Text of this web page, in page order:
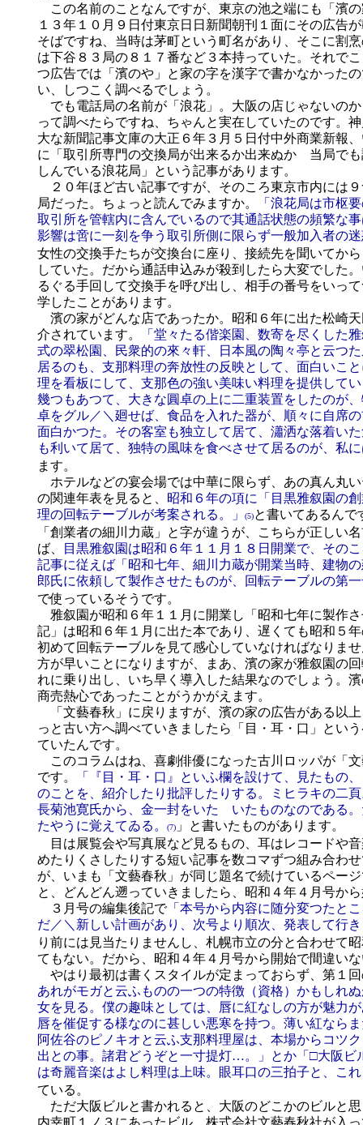
この名前のことなんですが、東京の池之端にも「濱
１３年１０月９日付東京日日新聞朝刊１面にその広告
そばですね、当時は茅町という町名があり、そこに割
は下谷８３局の８１７番など３本持っていた。それで
つ広告では「濱のや」と家の字を漢字で書かなかった
い、しつこく調べるでしょう。
でも電話局の名前が「浪花」。大阪の店じゃないの
って調べたらですね、ちゃんと実在していたのです。
大な新聞記事文庫の大正６年３月５日付中外商業新報
に「取引所専門の交換局が出来るか出来ぬか 当局で
しんでいる浪花局」という記事があります。
２０年ほど古い記事ですが、そのころ東京市内には
局だった。ちょっと読んでみますか。
「浪花局は市枢
取引所を管轄内に含んでいるので其通話状態の頻繁な
影響は啻に一刻を争う取引所側に限らず一般加入者の
女性の交換手たちが交換台に座り、接続先を聞いてか
していた。だから通話申込みが殺到したら大変でした
るぐる手回して交換手を呼び出し、相手の番号をいっ
学したことがあります。
濱の家がどんな店であったか。昭和６年に出た松崎
介されています。
「堂々たる偕楽園、数寄を尽くした
式の翠松園、民衆的の來々軒、日本風の陶々亭と云つ
居るのも、支那料理の奔放性の反映として、面白いこ
理を看板にして、支那色の強い美味い料理を提供して
幾つもあつて、大きな圓卓の上に二重装置をしたのが
卓をグル／＼廻せば、食品を入れた器が、順々に自席
面白かつた。その客室も独立して居て、瀟洒な落着い
も利いて居て、独特の風味を食べさせて居るのが、私
ます。
ホテルなどの宴会場では中華に限らず、あの真ん丸
の関連年表を見ると、 昭和６年の項に「目黒雅叙園の
理の回転テーブルが考案される。」
(5)と書いてあるんで
「創業者の細川力蔵」と字が違うが、こちらが正し
ば、
目黒雅叙園は昭和６年１１月１８日開業で、その
記事に従えば「昭和七年、細川力蔵が開業当時、建物
郎氏に依頼して製作させたものが、回転テーブルの第
で使っているそうです。
雅叙園が昭和６年１１月に開業し「昭和七年に製作
記」は昭和６年１月に出た本であり、遅くても昭和５
初めて回転テーブルを見て感心していなければなりま
方が早いことになりますが、まあ、濱の家が雅叙園の
れに乗り出し、いち早く導入した結果なのでしょう。
商売熱心であったことがうかがえます。
「文藝春秋」に戻りますが、濱の家の広告がある以
っと古い方へ調べていきましたら「目・耳・口」とい
ていたんです。
このコラムはね、喜劇俳優になった古川ロッパが「
です。
「『目・耳・口』といふ欄を設けて、見たもの
のことを、紹介したり批評したりする。ミヒラキの二
長菊池寛氏から、金一封をいたゞいたものなのである
たやうに覚えてゐる。
(7) 」と書いたものがあります。
目は展覧会や写真展など見るもの、耳はレコードや
めたりくさしたりする短い記事を数コマずつ組み合わ
が、いまも「文藝春秋」が同じ題名で続けているペー
と、どんどん遡っていきましたら、昭和４年４月号か
３月号の編集後記で「本号から内容に随分変つたと
だ／＼新しい計画があり、次号より順次、発表して行
り前には見当たりませんし、札幌市立の分と合わせて
てもない。だから、昭和４年４月号から開始で間違い
やはり最初は書くスタイルが定まっておらず、第１
あれがモガと云ふものの一つの特徴（資格）かもしれ
女を見る。僕の趣味としては、唇に紅なしの方が魅力
唇を催促する様なのに甚しい悪寒を持つ。薄い紅なら
阿佐谷のピノキオと云ふ支那料理屋は、本場からコツ
出との事。諸君どうぞと一寸提灯…。」とか「□大阪ビ
は奇麗音楽はよし料理は上味。眼耳口の三拍子と、こ
ている。
ただ大阪ビルと書かれると、大阪のどこかのビルと
内幸町１ノ３にあったビル、株式会社文藝春秋社が入